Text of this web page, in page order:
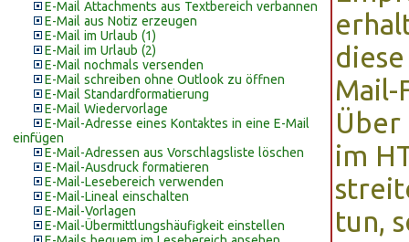
E-Mail Attachments aus Textbereich verbannen
E-Mail aus Notiz erzeugen
E-Mail im Urlaub (1)
E-Mail im Urlaub (2)
E-Mail nochmals versenden
E-Mail schreiben ohne Outlook zu öffnen
E-Mail Standardformatierung
E-Mail Wiedervorlage
E-Mail-Adresse eines Kontaktes in eine E-Mail
einfügen
E-Mail-Adressen aus Vorschlagsliste löschen
E-Mail-Ausdruck formatieren
E-Mail-Lesebereich verwenden
E-Mail-Lineal einschalten
E-Mail-Vorlagen
E-Mail-Übermittlungshäufigkeit einstellen
Mail-
Über
im
tun,